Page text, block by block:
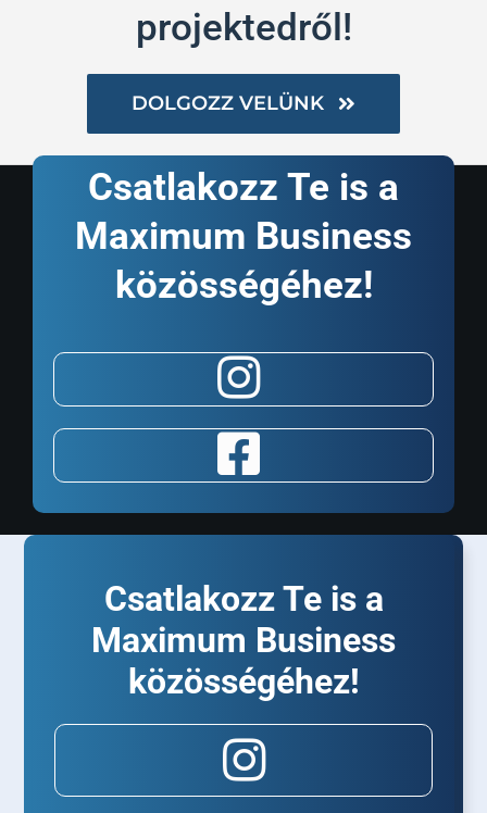
projektedről!
DOLGOZZ VELÜNK
Csatlakozz Te is a
Maximum Business
közösségéhez!
Csatlakozz Te is a
Maximum Business
közösségéhez!